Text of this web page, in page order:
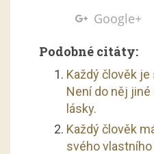
Google+
Podobné citáty:
Každý člověk
Není do něj
lásky.
Každý člověk
svého